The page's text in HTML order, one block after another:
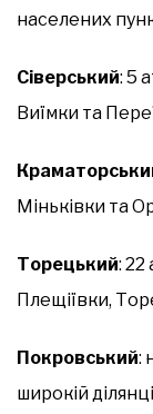
населених
Сіверський: 5
Виїмки та
Міньківки та
Торецький: 22
Плещіївки,
Покровський:
широкій